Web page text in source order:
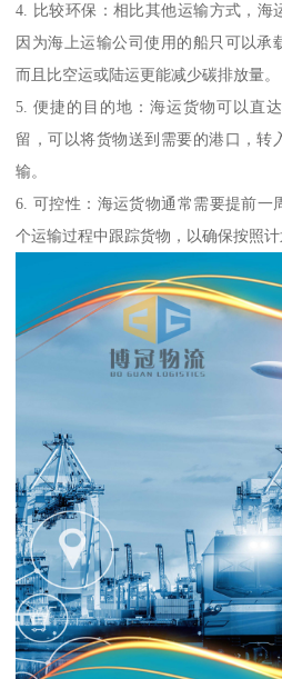
4. 比较环保：相比其他运输方式，海
因为海上运输公司使用的船只可以承
而且比空运或陆运更能减少碳排放量。
5. 便捷的目的地：海运货物可以直
留，可以将货物送到需要的港口，转
输。
6. 可控性：海运货物通常需要提前一
个运输过程中跟踪货物，以确保按照计